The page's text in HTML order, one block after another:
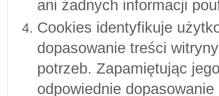
ani żadnych informacji
Cookies identyfikuje
dopasowanie treści
potrzeb. Zapamiętując
odpowiednie